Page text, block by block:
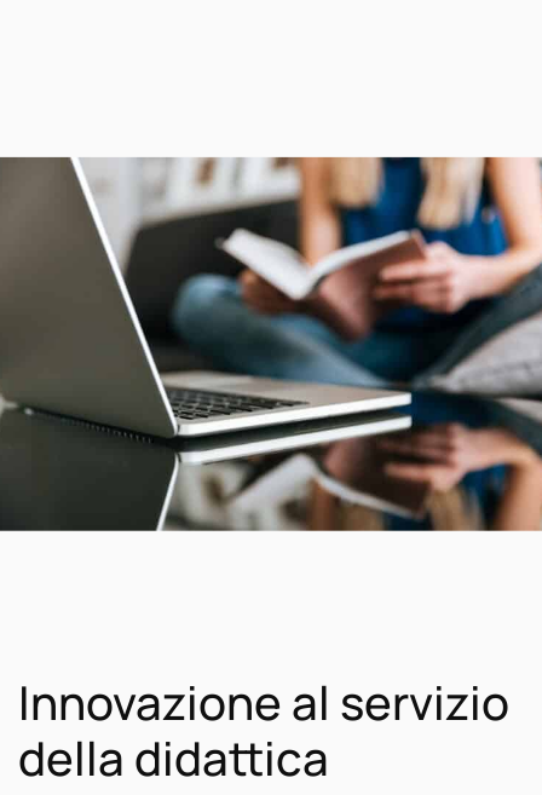
Innovazione al servizio
della didattica